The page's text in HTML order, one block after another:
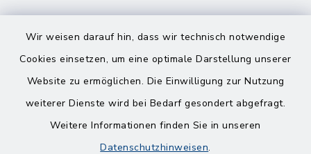
Wir weisen darauf hin, dass wir technisch notwendige
Cookies einsetzen, um eine optimale Darstellung unserer
Website zu ermöglichen. Die Einwilligung zur Nutzung
weiterer Dienste wird bei Bedarf gesondert abgefragt.
Weitere Informationen finden Sie in unseren
Datenschutzhinweisen.
Barrierefreiheit